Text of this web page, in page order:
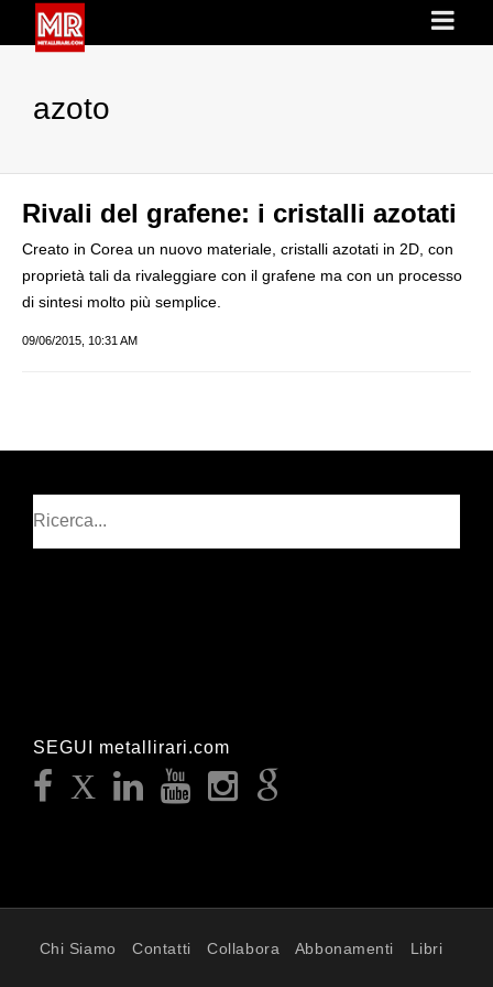
azoto
Rivali del grafene: i cristalli azotati
Creato in Corea un nuovo materiale, cristalli azotati in 2D, con
proprietà tali da rivaleggiare con il grafene ma con un processo
di sintesi molto più semplice.
09/06/2015, 10:31 AM
SEGUI metallirari.com
Chi Siamo Contatti Collabora Abbonamenti Libri